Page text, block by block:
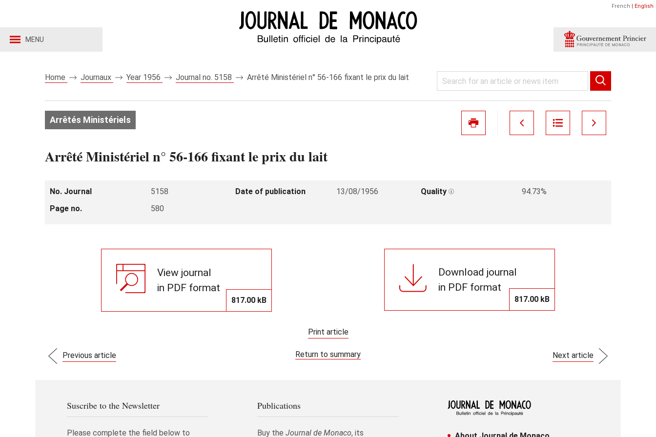
MENU
French | English
Home Journaux Year 1956 Journal no. 5158 Arrêté Ministériel n° 56-166 fixant le prix du lait
Arrêtés Ministériels
Arrêté Ministériel n° 56-166 fixant le prix du lait
No. Journal 5158 Date of publication 13/08/1956 Quality
94.73%
Page no.
580
View journal
in PDF format
817.00 kB
Download journal
in PDF format
817.00 kB
Print article
Previous article Return to summary Next article
Suscribe to the Newsletter
Please complete the field below to
Publications
Buy the Journal de Monaco, its